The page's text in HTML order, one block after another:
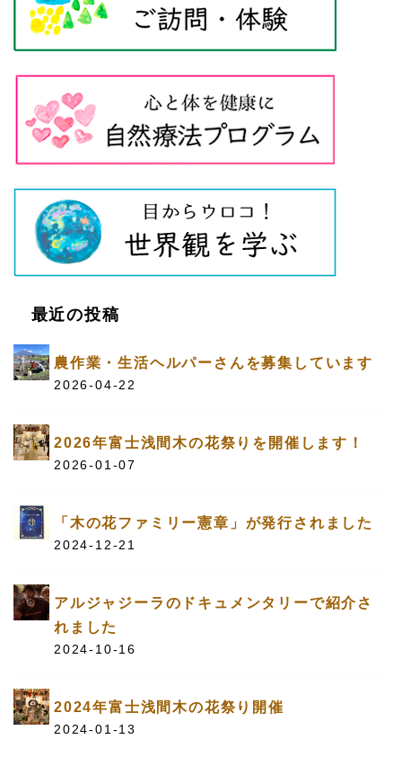
最近の投稿
農作業・生活ヘルパーさんを募集しています
2026-04-22
2026年富士浅間木の花祭りを開催します！
2026-01-07
「木の花ファミリー憲章」が発行されました
2024-12-21
アルジャジーラのドキュメンタリーで紹介さ
れました
2024-10-16
2024年富士浅間木の花祭り開催
2024-01-13